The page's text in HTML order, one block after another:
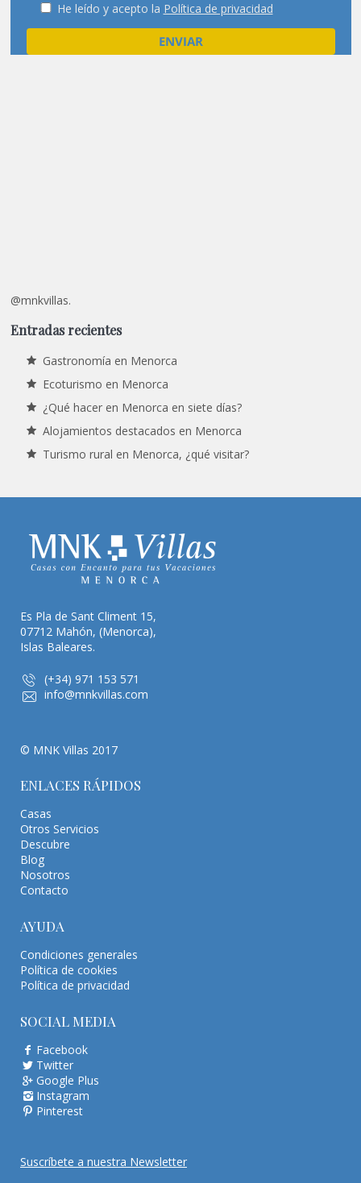
He leído y acepto la Política de privacidad
@mnkvillas.
Entradas recientes
Gastronomía en Menorca
Ecoturismo en Menorca
¿Qué hacer en Menorca en siete días?
Alojamientos destacados en Menorca
Turismo rural en Menorca, ¿qué visitar?
Es Pla de Sant Climent 15,
07712 Mahón, (Menorca),
Islas Baleares.
(+34) 971 153 571
info@mnkvillas.com
© MNK Villas 2017
ENLACES RÁPIDOS
Casas
Otros Servicios
Descubre
Blog
Nosotros
Contacto
AYUDA
Condiciones generales
Política de cookies
Política de privacidad
SOCIAL MEDIA
Facebook
Twitter
Google Plus
Instagram
Pinterest
Suscríbete a nuestra Newsletter